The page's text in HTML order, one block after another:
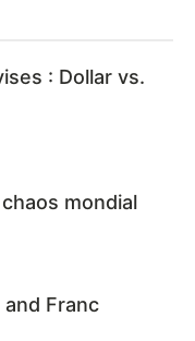
: Dollar vs.
mondial
Franc